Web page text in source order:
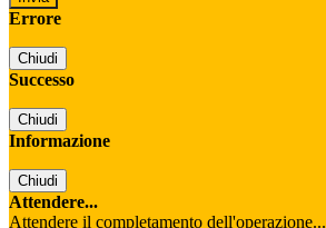
Errore
Chiudi
Successo
Chiudi
Informazione
Chiudi
Attendere...
Attendere il completamento dell'operazione...